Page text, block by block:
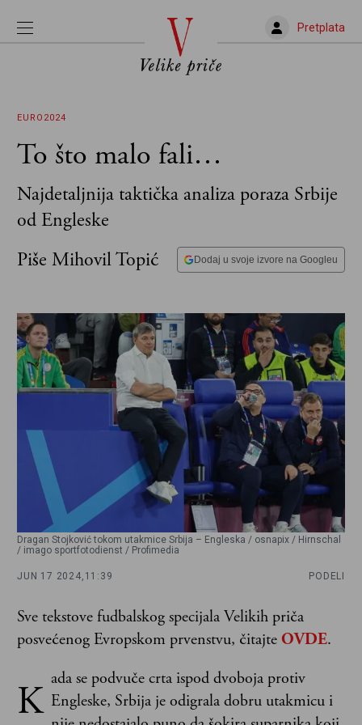
Pretplata
EURO2024
To što malo fali…
Najdetaljnija taktička analiza poraza Srbije
od Engleske
Piše Mihovil Topić
Dodaj u svoje izvore na Googleu
Dragan Stojković tokom utakmice Srbija – Engleska / osnapix / Hirnschal
/ imago sportfotodienst / Profimedia
JUN 17 2024, 11:39 PODELI
Sve tekstove fudbalskog specijala Velikih priča
posvećenog Evropskom prvenstvu, čitajte OVDE.
K ada se podvuče crta ispod dvoboja protiv
Engleske, Srbija je odigrala dobru utakmicu i